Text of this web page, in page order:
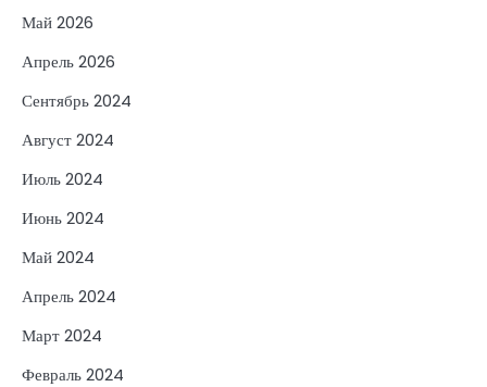
Май 2026
Апрель 2026
Сентябрь 2024
Август 2024
Июль 2024
Июнь 2024
Май 2024
Апрель 2024
Март 2024
Февраль 2024